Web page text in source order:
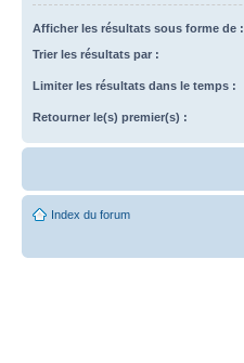
Afficher les résultats sous forme de :
Trier les résultats par :
Limiter les résultats dans le temps :
Retourner le(s) premier(s) :
Index du forum